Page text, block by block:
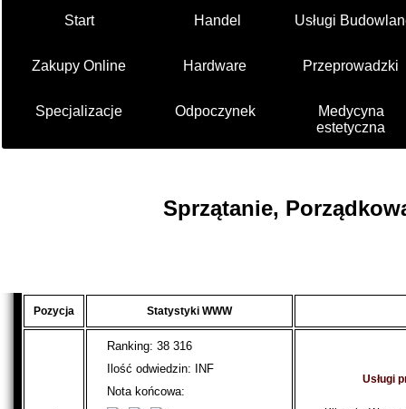
Start Handel Usługi
Zakupy Online Hardware Przeprowadzki
Specjalizacje Odpoczynek
Medycyna
estetyczna
Sprzątanie,
Pozycja Statystyki WWW
Ranking: 38 316
Ilość odwiedzin: INF
Nota końcowa:
Usługi